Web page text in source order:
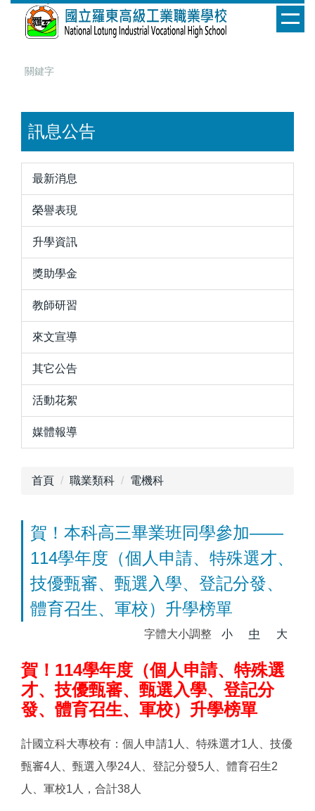
訊息公告
最新消息
榮譽表現
升學資訊
獎助學金
教師研習
來文宣導
其它公告
活動花絮
媒體報導
首頁 職業類科 電機科
賀！本科高三畢業班同學參加——
114學年度（個人申請、特殊選才、
技優甄審、甄選入學、登記分發、
體育召生、軍校）升學榜單
字體大小調整 小 中 大
賀！114學年度（個人申請、特殊選
才、技優甄審、甄選入學、登記分
發、體育召生、軍校）升學榜單
計國立科大專校有：個人申請1人、特殊選才1人、技優
甄審4人、甄選入學24人、登記分發5人、體育召生2
人、軍校1人，合計38人